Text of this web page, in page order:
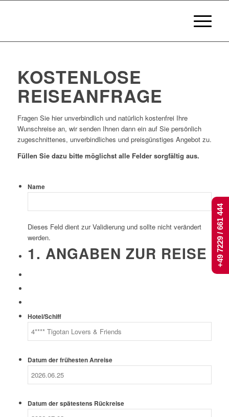
KOSTENLOSE
REISEANFRAGE
Fragen Sie hier unverbindlich und natürlich kostenfrei Ihre
Wunschreise an, wir senden Ihnen dann ein auf Sie persönlich
zugeschnittenes, unverbindliches und preisgünstiges Angebot zu.
Füllen Sie dazu bitte möglichst alle Felder sorgfältig aus.
Name
Dieses Feld dient zur Validierung und sollte nicht verändert
werden.
1. ANGABEN ZUR REISE
Hotel/Schiff
Datum der frühesten Anreise
Datum der spätestens Rückreise
+49 7229 / 661 444